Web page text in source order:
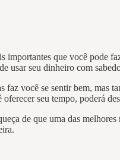
importantes que você pode
usar seu dinheiro com
faz você se sentir bem, mas
oferecer seu tempo, poderá
de que uma das